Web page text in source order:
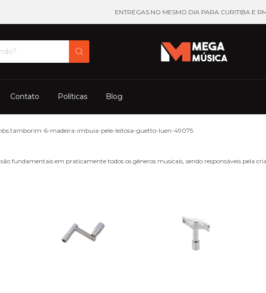
ENTREGAS NO MESMO DIA PARA CURITIBA E
Contato Políticas Blog
6-madeira-imbuia-pele-leitosa-guetto-luen-49075
fundamentais em praticamente todos os gêneros musicais, sendo responsáveis pela